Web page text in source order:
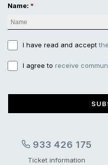
Name:
I have read and accept
I agree to receive
933 426 175
Ticket information